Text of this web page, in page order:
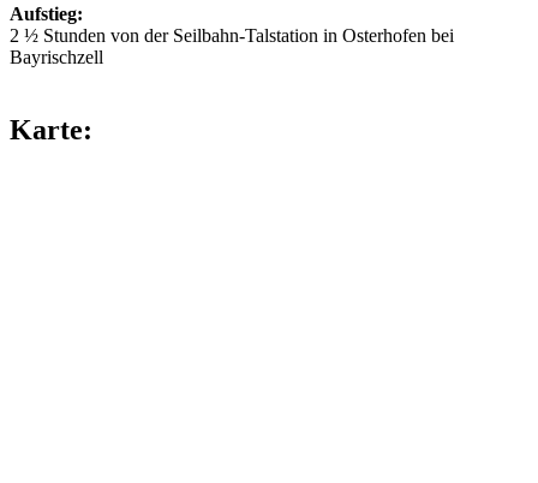
Aufstieg:
2 ½ Stunden von der Seilbahn-Talstation in Osterhofen bei
Bayrischzell
Karte: